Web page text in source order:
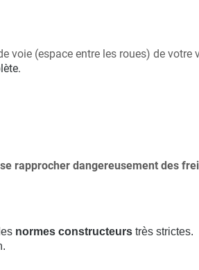
voie (espace entre les roues) de votre
rapprocher dangereusement des
normes constructeurs très strictes.